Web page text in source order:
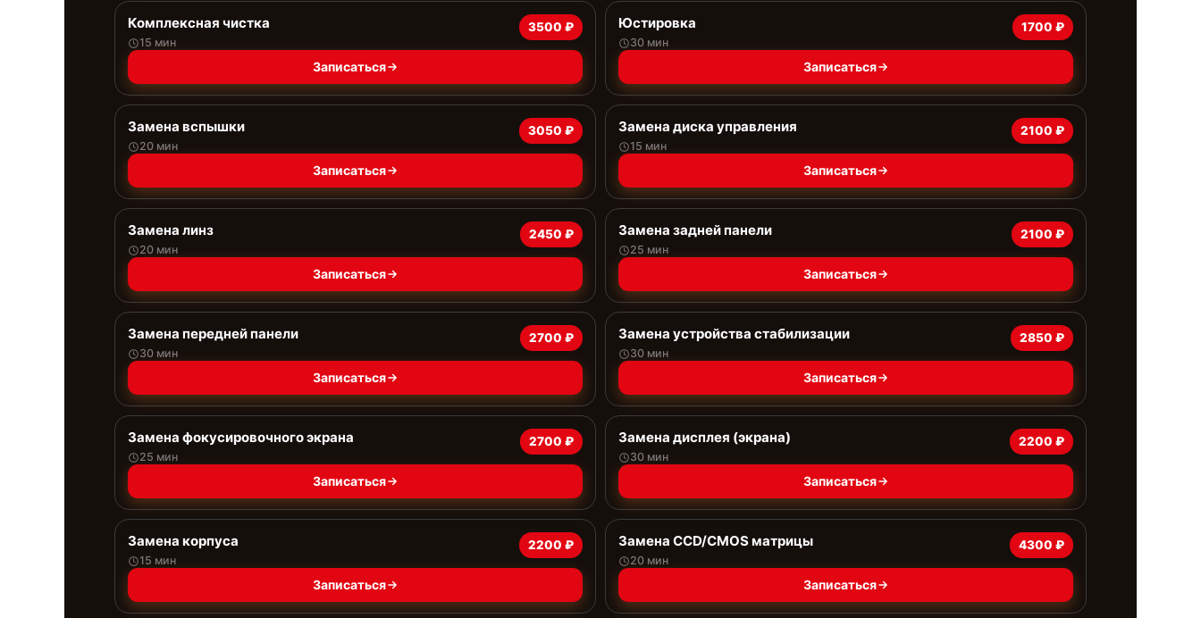
Комплексная чистка
15 мин
3500 ₽
Записаться
Юстировка
30 мин
1700 ₽
Записаться
Замена вспышки
20 мин
3050 ₽
Записаться
Замена диска управления
15 мин
2100 ₽
Записаться
Замена линз
20 мин
2450 ₽
Записаться
Замена задней панели
25 мин
2100 ₽
Записаться
Замена передней панели
30 мин
2700 ₽
Записаться
Замена устройства стабилизации
30 мин
2850 ₽
Записаться
Замена фокусировочного экрана
25 мин
2700 ₽
Записаться
Замена дисплея (экрана)
30 мин
2200 ₽
Записаться
Замена корпуса
15 мин
2200 ₽
Записаться
Замена CCD/CMOS матрицы
20 мин
4300 ₽
Записаться